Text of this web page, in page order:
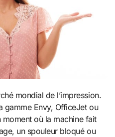
gamme Envy, OfficeJet ou
où la machine fait
un spouleur bloqué ou